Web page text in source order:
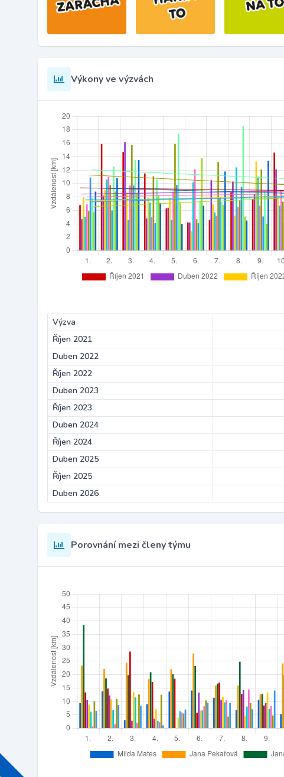
Výkony ve výzvách
Výzva
Říjen 2021
Duben 2022
Říjen 2022
Duben 2023
Říjen 2023
Duben 2024
Říjen 2024
Duben 2025
Říjen 2025
Duben 2026
Porovnání mezi členy týmu